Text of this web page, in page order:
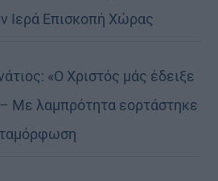
Ιερά Επισκοπή Χώρας
«Ο Χριστός μάς έδειξε
– Με λαμπρότητα εορτάστηκε